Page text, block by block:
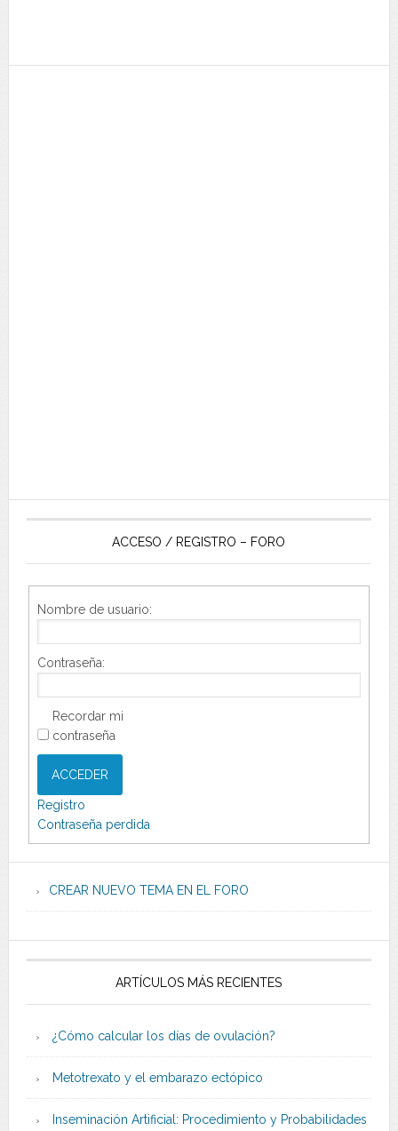
ACCESO / REGISTRO – FORO
Nombre de usuario:
Contraseña:
Recordar mi
contraseña
ACCEDER
Registro
Contraseña perdida
CREAR NUEVO TEMA EN EL FORO
ARTÍCULOS MÁS RECIENTES
¿Cómo calcular los días de ovulación?
Metotrexato y el embarazo ectópico
Inseminación Artificial: Procedimiento y Probabilidades